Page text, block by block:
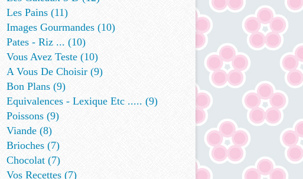
Les Pains (11)
Images Gourmandes (10)
Pates - Riz ... (10)
Vous Avez Teste (10)
A Vous De Choisir (9)
Bon Plans (9)
Equivalences - Lexique Etc ..... (9)
Poissons (9)
Viande (8)
Brioches (7)
Chocolat (7)
Vos Recettes (7)